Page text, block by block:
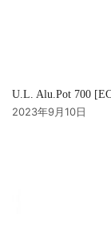
U.L. Alu.Pot 700
2023年9月10日